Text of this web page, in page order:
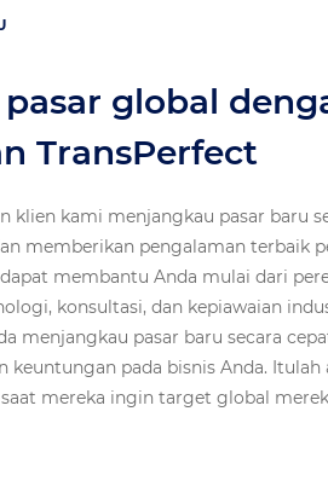
global
TransPerfect
klien kami menjangkau pasar baru
memberikan pengalaman terbaik
membantu Anda mulai dari
konsultasi, dan kepiawaian
menjangkau pasar baru secara
keuntungan pada bisnis Anda. Itulah
mereka ingin target global